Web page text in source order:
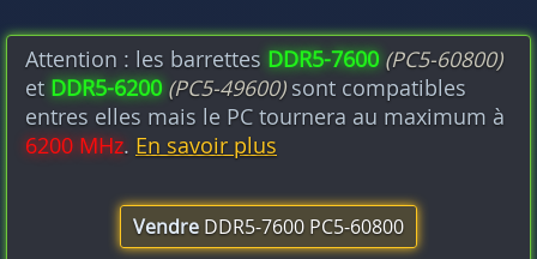
Attention : les barrettes DDR5-7600 (PC5-60800)
et DDR5-6200 (PC5-49600)sont compatibles
entres elles mais le PC tournera au maximum à
6200 MHz. En savoir plus
Vendre DDR5-7600 PC5-60800